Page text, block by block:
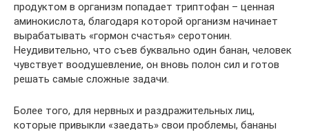
продуктом в организм попадает триптофан – ценная
аминокислота, благодаря которой организм начинает
вырабатывать «гормон счастья» серотонин.
Неудивительно, что съев буквально один банан, человек
чувствует воодушевление, он вновь полон сил и готов
решать самые сложные задачи.
Более того, для нервных и раздражительных лиц,
которые привыкли «заедать» свои проблемы, бананы